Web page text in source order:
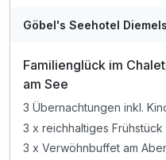
WAR
202
Göbel's Seehotel
Familienglück im
am See
3 Übernachtungen inkl.
3 x reichhaltiges
3 x Verwöhnbuffet am